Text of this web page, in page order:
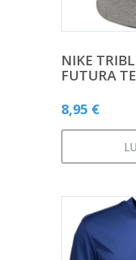
NIKE
FUTURA
8,95 €